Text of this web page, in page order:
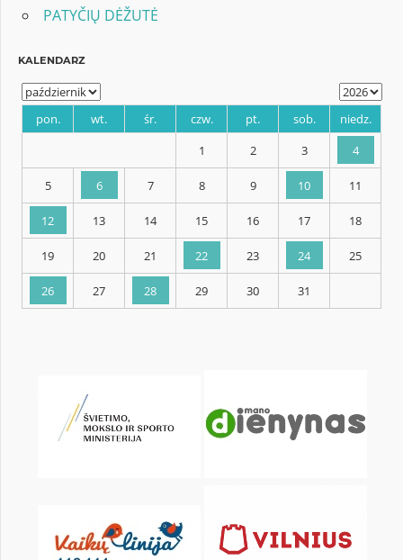
PATYČIŲ DĖŽUTĖ
KALENDARZ